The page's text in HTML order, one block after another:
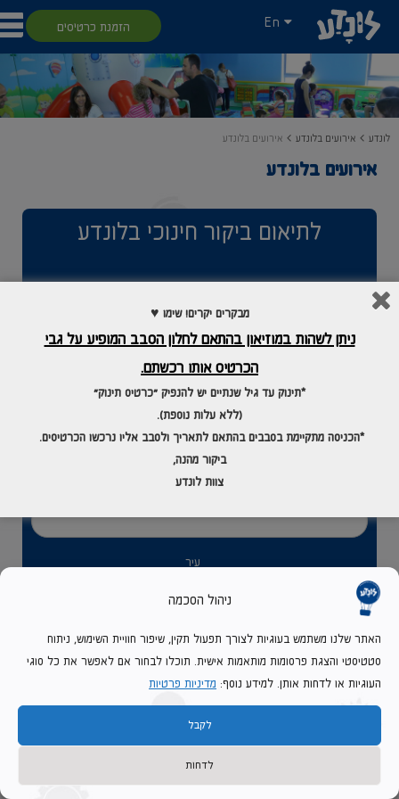
ניהול הסכמה
האתר שלנו משתמש בעוגיות לצורך תפעול תקין, שיפור חוויית השימוש, ניתוח
סטטיסטי והצגת פרסומות מותאמות אישית. תוכלו לבחור אם לאפשר את כל סוגי
העוגיות או לדחות אותן. למידע נוסף: מדיניות פרטיות
לקבל
לדחות
En הזמנת כרטיסים
לונדע אירועים בלונדע אירועים בלונדע
אירועים בלונדע
לתיאום ביקור חינוכי בלונדע
דוא"ל
טלפון*
עיר
מבקרים יקרים! שימו ♥
ניתן לשהות במוזיאון בהתאם לחלון הסבב המופיע על גבי
הכרטיס אותו רכשתם.
*תינוק עד גיל שנתיים יש להנפיק "כרטיס תינוק"
(ללא עלות נוספת).
*הכניסה מתקיימת בסבבים בהתאם לתאריךולסבב אליו נרכשו הכרטיסים.
ביקור מהנה,
צוות לונדע